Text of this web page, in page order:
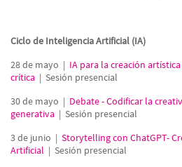
Ciclo de Inteligencia Artificial (IA)
28 de mayo | IA para la creación
crítica | Sesión presencial
30 de mayo | Debate - Codificar la
generativa | Sesión presencial
3 de junio | Storytelling con ChatGPT-
Artificial | Sesión presencial